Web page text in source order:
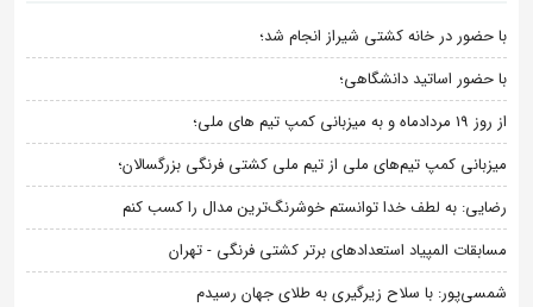
با حضور در خانه کشتی شیراز انجام شد؛
با حضور اساتید دانشگاهی؛
از روز 19 مردادماه و به میزبانی کمپ تیم های ملی؛
میزبانی کمپ تیم‌های ملی از تیم ملی کشتی فرنگی بزرگسالان؛
رضایی: به لطف خدا توانستم خوشرنگ‌ترین مدال را کسب کنم
مسابقات المپیاد استعدادهای برتر کشتی فرنگی - تهران
شمسی‌پور: با سلاح زیرگیری به طلای جهان رسیدم